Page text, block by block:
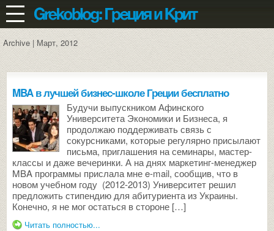
Archive | Март, 2012
MBA в лучшей бизнес-школе Греции бесплатно
Будучи выпускником Афинского
Университета Экономики и Бизнеса, я
продолжаю поддерживать связь с
сокурсниками, которые регулярно присылают
письма, приглашения на семинары, мастер-
классы и даже вечеринки. А на днях маркетинг-менеджер
MBA программы прислала мне e-mail, сообщив, что в
новом учебном году (2012-2013) Университет решил
предложить стипендию для абитуриента из Украины.
Конечно, я не мог остаться в стороне […]
Читать полностью...